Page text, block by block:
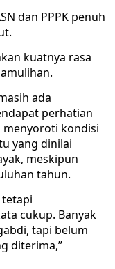
dan PPPK penuh
kuatnya rasa
ada
perhatian
menyoroti kondisi
yang dinilai
meskipun
tahun.
tetapi
cukup. Banyak
tapi belum
diterima,”